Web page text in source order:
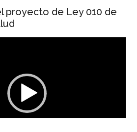
proyecto de Ley 010 de